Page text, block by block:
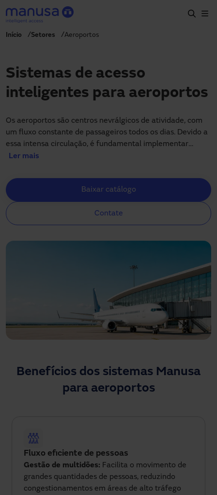
Pular para o conteúdo principal
Especificação
Projetos
Sobre nós
+55 11 3705 6200
manusa.br@manusa.com
Início Setores Aeroportos
Sistemas de acesso
inteligentes para aeroportos
Os aeroportos são centros nevrálgicos de atividade, com
um fluxo constante de passageiros todos os dias. Devido a
essa intensa circulação, é fundamental implementar
soluções de portas automáticas, rápidas e sistemas de
usuários. Ao mesmo tempo, é crucial que essas medidas
não comprometam a acessibilidade, o conforto e a
adaptabilidade dos espaços, assegurando uma experiência
fluida e eficiente para todos os visitantes.
Ler mais
Baixar catálogo
Contate
Benefícios dos sistemas Manusa
para aeroportos
Fluxo eficiente de pessoas
Gestão de multidões: Facilita o movimento de
grandes quantidades de pessoas, reduzindo
congestionamentos em áreas de alto tráfego